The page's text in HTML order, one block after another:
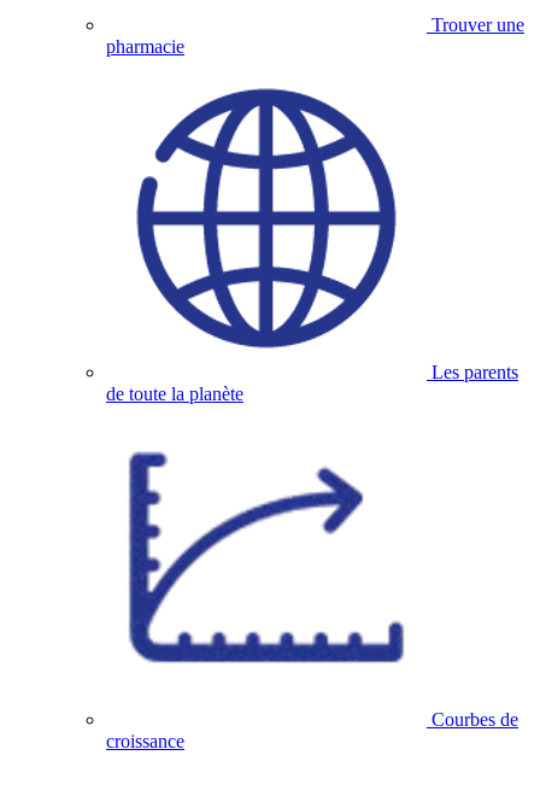
Trouver une
pharmacie
Les parents
de toute la planète
Courbes de
croissance